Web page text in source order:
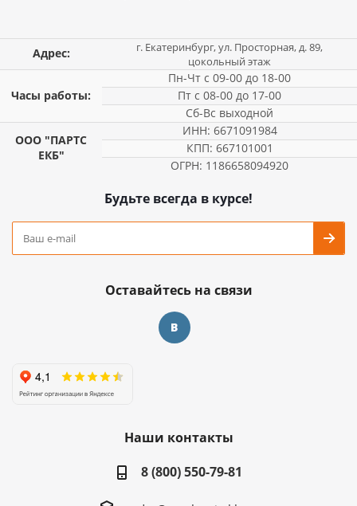
Адрес:
г. Екатеринбург, ул. Просторная, д. 89,
цокольный этаж
Часы работы:
Пн-Чт с 09-00 до 18-00
Пт с 08-00 до 17-00
Сб-Вс выходной
ООО "ПАРТС
ЕКБ"
ИНН: 6671091984
КПП: 667101001
ОГРН: 1186658094920
Будьте всегда в курсе!
Оставайтесь на связи
Наши контакты
8 (800) 550-79-81